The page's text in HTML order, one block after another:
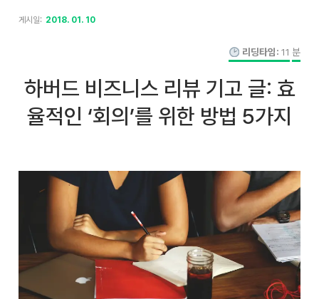
게시일: 2018. 01. 10
리딩타임: 11 분
하버드 비즈니스 리뷰 기고 글: 효
율적인 ‘회의’를 위한 방법 5가지